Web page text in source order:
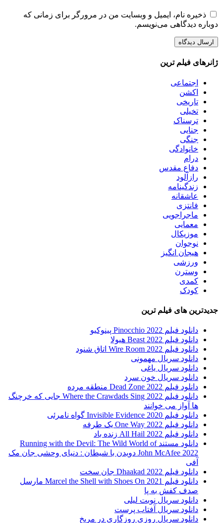
ذخیره نام، ایمیل و وبسایت من در مرورگر برای زمانی که
دوباره دیدگاهی می‌نویسم.
ژانرهای فیلم ترین
اجتماعی
اکشن
تاریخی
تخیلی
ترسناک
جنایی
جنگی
خانوادگی
درام
دفاع مقدس
رازآلود
زندگینامه
عاشقانه
فانتزی
ماجراجویی
معمایی
موزیکال
نوجوان
هیجان انگیز
ورزشی
وسترن
کمدی
کودک
جدیدترین های فیلم ترین
دانلود فیلم Pinocchio 2022 پینوکیو
دانلود فیلم Beast 2022 هیولا
دانلود فیلم Wire Room 2022 اتاق شنود
دانلود سریال مهمونی
دانلود سریال یاغی
دانلود سریال خون سرد
دانلود فیلم 2022 Dead Zone منطقه مرده
دانلود فیلم Where the Crawdads Sing 2022 جایی که خرچنگ
ها آواز می خوانند
دانلود فیلم 2020 Invisible Evidence گواه نامرئی
دانلود فیلم One Way 2022 یک طرفه
دانلود فیلم All Hail 2022 زنده باد
دانلود مستند Running with the Devil: The Wild World of
John McAfee 2022 دویدن با شیطان : دنیای وحشی جان مک
آفی
دانلود فیلم Dhaakad 2022 جان سخت
دانلود فیلم Marcel the Shell with Shoes On 2021 مارسل
صدف کفش به پا
دانلود سریال نوبت لیلی
دانلود سریال آفتاب پرست
دانلود سریال روزی روزگاری در مریخ